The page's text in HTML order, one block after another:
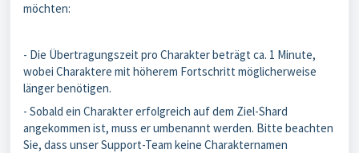
möchten:
- Die Übertragungszeit pro Charakter beträgt ca. 1 Minute,
wobei Charaktere mit höherem Fortschritt möglicherweise
länger benötigen.
- Sobald ein Charakter erfolgreich auf dem Ziel-Shard
angekommen ist, muss er umbenannt werden. Bitte beachten
Sie, dass unser Support-Team keine Charakternamen